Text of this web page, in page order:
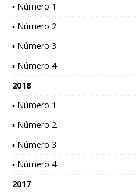
▪ Número 1
▪ Número 2
▪ Número 3
▪ Número 4
2018
▪ Número 1
▪ Número 2
▪ Número 3
▪ Número 4
2017